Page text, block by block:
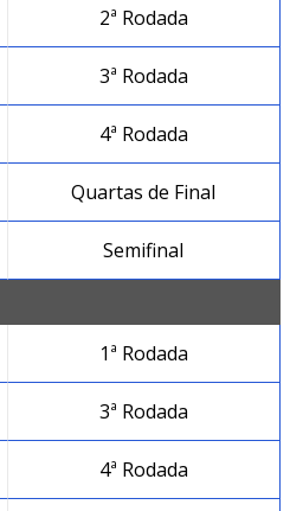
2ª Rodada
3ª Rodada
4ª Rodada
Quartas de Final
Semifinal
1ª Rodada
3ª Rodada
4ª Rodada